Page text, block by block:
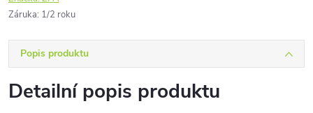
Záruka: 1/2 roku
Popis produktu
Detailní popis produktu